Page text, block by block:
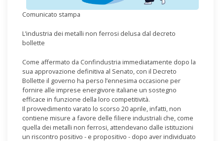
Comunicato stampa
L’industria dei metalli non ferrosi delusa dal decreto
bollette
Come affermato da Confindustria immediatamente dopo la
sua approvazione definitiva al Senato, con il Decreto
Bollette il governo ha perso l’ennesima occasione per
fornire alle imprese energivore italiane un sostegno
efficace in funzione della loro competitività.
Il provvedimento varato lo scorso 20 aprile, infatti, non
contiene misure a favore delle filiere industriali che, come
quella dei metalli non ferrosi, attendevano dalle istituzioni
un riscontro positivo - e propositivo - dopo aver individuato